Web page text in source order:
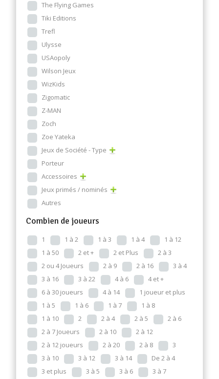
The Flying Games
Tiki Editions
Trefl
Ulysse
USAopoly
Wilson Jeux
WizKids
Zigomatic
Z-MAN
Zoch
Zoe Yateka
Jeux de Société - Type
Porteur
Accessoires
Jeux primés / nominés
Autres
Combien de joueurs
1 1 à 2 1 à 3 1 à 4
1 à 12
1 à 50
2 et + 2 et Plus
2 à 3
2 ou 4 Joueurs
2 à 9 2 à 16
3 à 4
3 à 16
3 à 22 4 à 6
4 et +
6 à 30 joueurs
4 à 14
1 joueur et plus
1 à 5
1 à 6 1 à 7
1 à 8
1 à 10
2 2 à 4 2 à 5
2 à 6
2 à 7 Joueurs
2 à 10
2 à 12
2 à 12 joueurs
2 à 20 2 à 8
3
3 à 10
3 à 12 3 à 14
De 2 à 4
3 et plus
3 à 5 3 à 6
3 à 7